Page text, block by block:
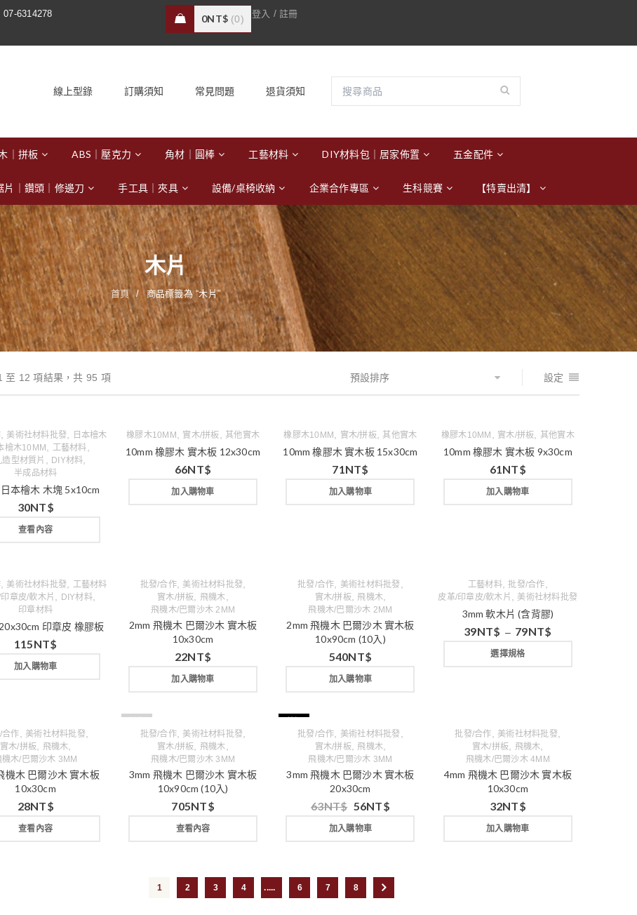
07-6314278
0NT$ 0 登入 / 註冊
線上型錄 訂購須知 常見問題 退貨須知
｜拼板 ABS｜壓克力 角材｜圓棒 工藝材料 DIY材料包｜居家佈置 五金配件
片｜鑽頭｜修邊刀 手工具｜夾具 設備/桌椅收納 企業合作專區 生科競賽 【特賣出清】
木片
首頁 / 商品標籤為 “木片”
至 12 項結果，共 95 項 設定
預設排序
, 美術社材料批發 日本檜木
檜木10MM 工藝材料
造型材質片 DIY材料
半成品材料
本檜木 木塊 5x10cm
30NT$
查看內容
橡膠木10MM 實木/拼板 其他實木
10mm 橡膠木 實木板 12x30cm
66NT$
加入購物車
橡膠木10MM 實木/拼板, 其他實木
10mm 橡膠木 實木板 15x30cm
71NT$
加入購物車
橡膠木10MM 實木/拼板 其他實木
10mm 橡膠木 實木板 9x30cm
61NT$
加入購物車
, 美術社材料批發 工藝材料
章皮/軟木片 DIY材料,
印章材料
印章皮 橡膠板
115NT$
加入購物車
批發/合作, 美術社材料批發
實木/拼板 飛機木
飛機木/巴爾沙木 2MM
2mm 飛機木 巴爾沙木 實木板
10x30cm
22NT$
加入購物車
批發/合作 美術社材料批發
實木/拼板,飛機木
飛機木/巴爾沙木 2MM
2mm 飛機木 巴爾沙木 實木板
10x90cm (10入)
540NT$
加入購物車
工藝材料,批發/合作
皮革/印章皮/軟木片 美術社材料批發
3mm 軟木片 (含背膠)
39NT$ – 79NT$
選擇規格
合作 美術社材料批發,
實木/拼板 飛機木
機木/巴爾沙木 3MM
機木 巴爾沙木 實木板
10x30cm
28NT$
查看內容
批發/合作, 美術社材料批發
實木/拼板 飛機木
飛機木/巴爾沙木 3MM
3mm 飛機木 巴爾沙木 實木板
10x90cm (10入)
705NT$
查看內容
批發/合作 美術社材料批發
實木/拼板,飛機木
飛機木/巴爾沙木 3MM
3mm 飛機木 巴爾沙木 實木板
20x30cm
63NT$ 56NT$
加入購物車
批發/合作 美術社材料批發,
實木/拼板 飛機木
飛機木/巴爾沙木 4MM
4mm 飛機木 巴爾沙木 實木板
10x30cm
32NT$
加入購物車
1 2 3 4 ... 6 7 8